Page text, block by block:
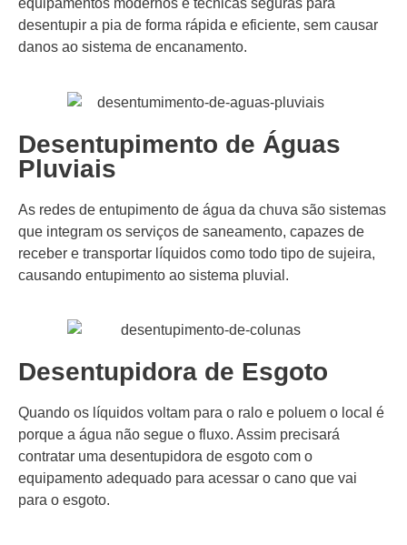
desentupir a pia de forma rápida e eficiente, sem causar
danos ao sistema de encanamento.
Desentupimento de Águas
Pluviais
As redes de entupimento de água da chuva são sistemas
que integram os serviços de saneamento, capazes de
receber e transportar líquidos como todo tipo de sujeira,
causando entupimento ao sistema pluvial.
Desentupidora de Esgoto
Quando os líquidos voltam para o ralo e poluem o local é
porque a água não segue o fluxo. Assim precisará
contratar uma desentupidora de esgoto com o
equipamento adequado para acessar o cano que vai
para o esgoto.